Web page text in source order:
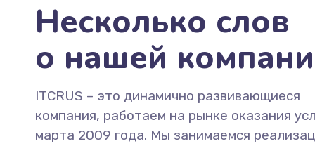
Несколько слов
о нашей
ITCRUS – это динамично развивающиеся
компания, работаем на рынке оказания
марта 2009 года. Мы занимаемся